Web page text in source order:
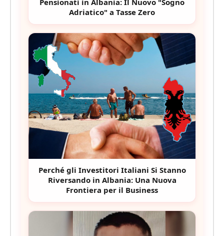
Pensionati in Albania: Il Nuovo "Sogno
Adriatico" a Tasse Zero
Perché gli Investitori Italiani Si Stanno
Riversando in Albania: Una Nuova
Frontiera per il Business